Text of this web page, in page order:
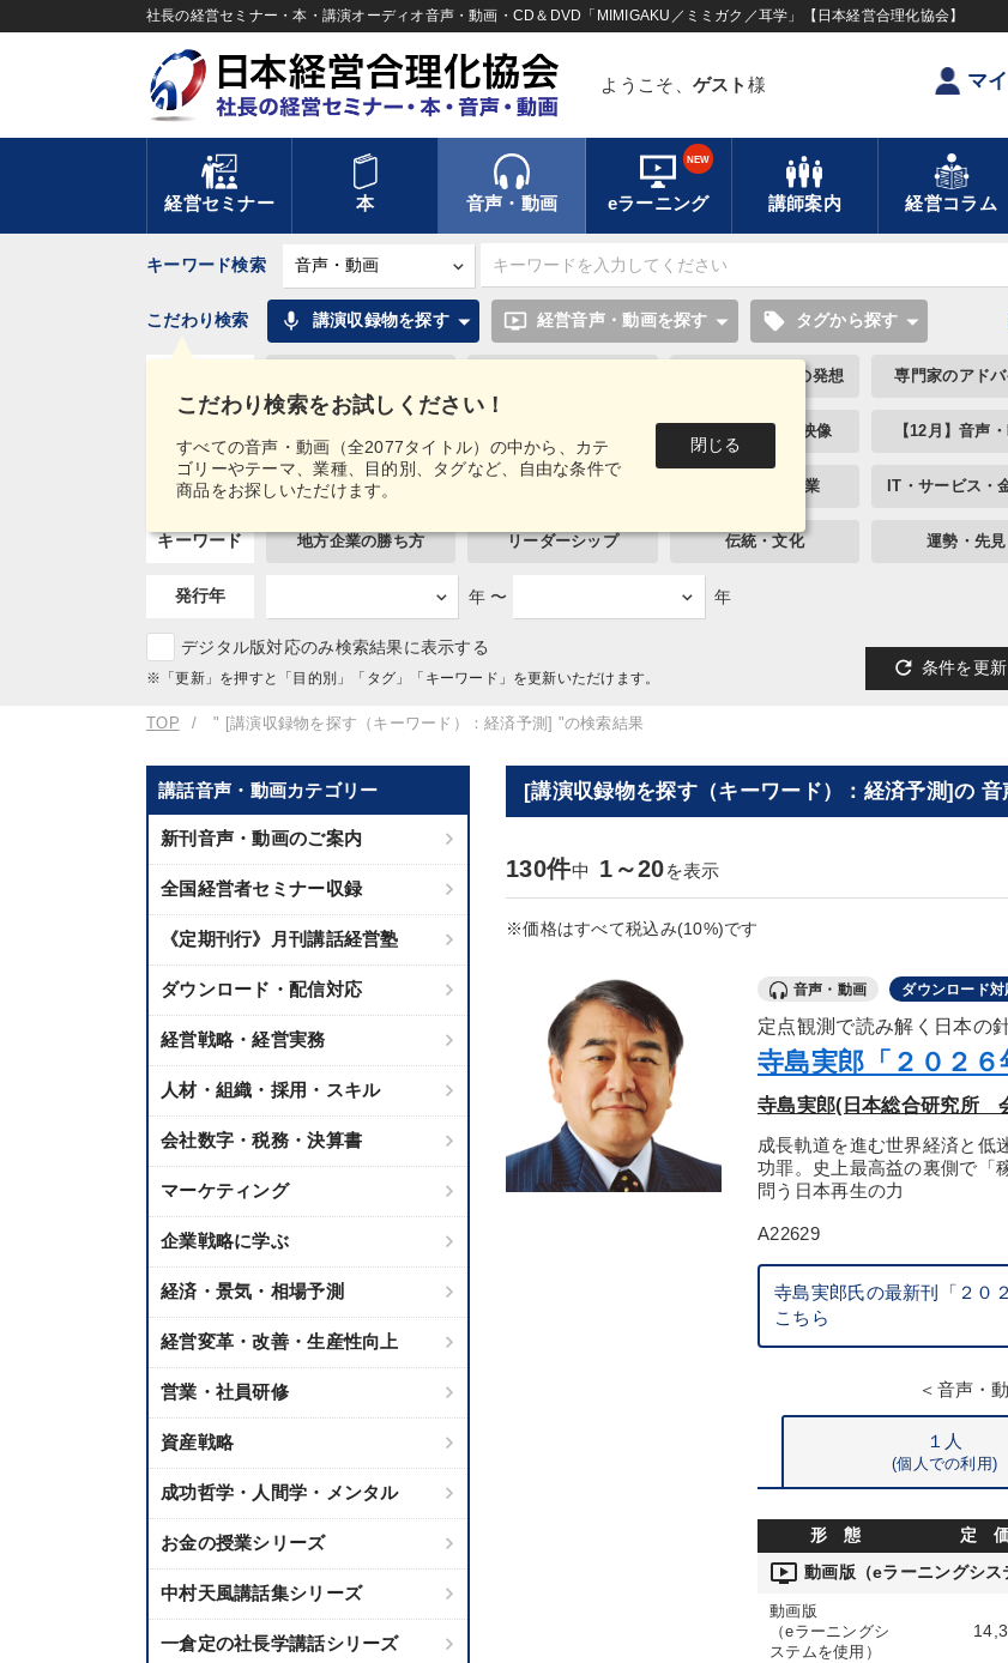
社長の経営セミナー・本・講演オーディオ音声・動画・CD＆DVD「MIMIGAKU／ミミガク／耳学」【日本経営合理化協会】
ようこそ、 ゲスト 様 マ
経営セミナー 本 音声・動画 eラーニング
NEW
講師案内 経営コラム
キーワード検索
こだわり検索をお試しください！
すべての音声・動画（全2077タイトル）の中から、カテ
ゴリーやテーマ、業種、目的別、タグなど、自由な条件で
商品をお探しいただけます。
閉じる
こだわり検索 mic 講演収録物を探す ondemand_video 経営音声・動画を探す local_offer タグから探す
若手異才経営者の発想 専門家のアド
【1月】音声・映像 【12月】音声
業種 製造業 建設・不動産業 IT・サービス・
キーワード 地方企業の勝ち方 リーダーシップ 伝統・文化 運勢・先見
発行年 年 〜 年
デジタル版対応のみ検索結果に表示する
※「更新」を押すと「目的別」「タグ」「キーワード」を更新いただけます。 refresh 条件を更新
TOP " [講演収録物を探す（キーワード）：経済予測] "の検索結果
講話音声・動画カテゴリー
新刊音声・動画のご案内
全国経営者セミナー収録
《定期刊行》月刊講話経営塾
ダウンロード・配信対応
経営戦略・経営実務
人材・組織・採用・スキル
会社数字・税務・決算書
マーケティング
企業戦略に学ぶ
経済・景気・相場予測
経営変革・改善・生産性向上
営業・社員研修
資産戦略
成功哲学・人間学・メンタル
お金の授業シリーズ
中村天風講話集シリーズ
一倉定の社長学講話シリーズ
[講演収録物を探す（キーワード）：経済予測]の 音
130件中 1～20を表示
※価格はすべて税込み(10%)です
音声・動画 ダウンロード対
定点観測で読み解く日本
寺島実郎「２０２
寺島実郎(日本総合研究所
成長軌道を進む世界経済と低
功罪。史上最高益の裏側で「
問う日本再生の力
A22629
寺島実郎氏の最新刊「２０
こちら
＜音声・
１人
(個人での利用)
形 態 定
ondemand_video 動画版（eラーニングシス
動画版
（eラーニングシ
ステムを使用）